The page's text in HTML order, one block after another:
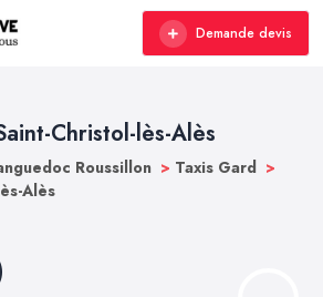
Demande devis
Christol-lès-Alès
Roussillon > Taxis Gard >
Alès